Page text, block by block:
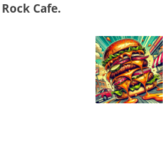
Cafe.